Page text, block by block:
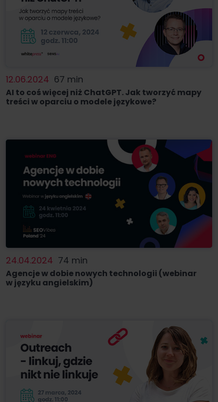
12.06.2024 67 min
AI to coś więcej niż ChatGPT. Jak tworzyć mapy
treści w oparciu o modele językowe?
24.04.2024 74 min
Agencje w dobie nowych technologii (webinar
w języku angielskim)